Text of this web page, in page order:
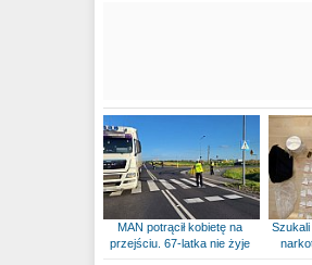
MAN potrącił kobietę na
przejściu. 67-latka nie żyje
Szukali